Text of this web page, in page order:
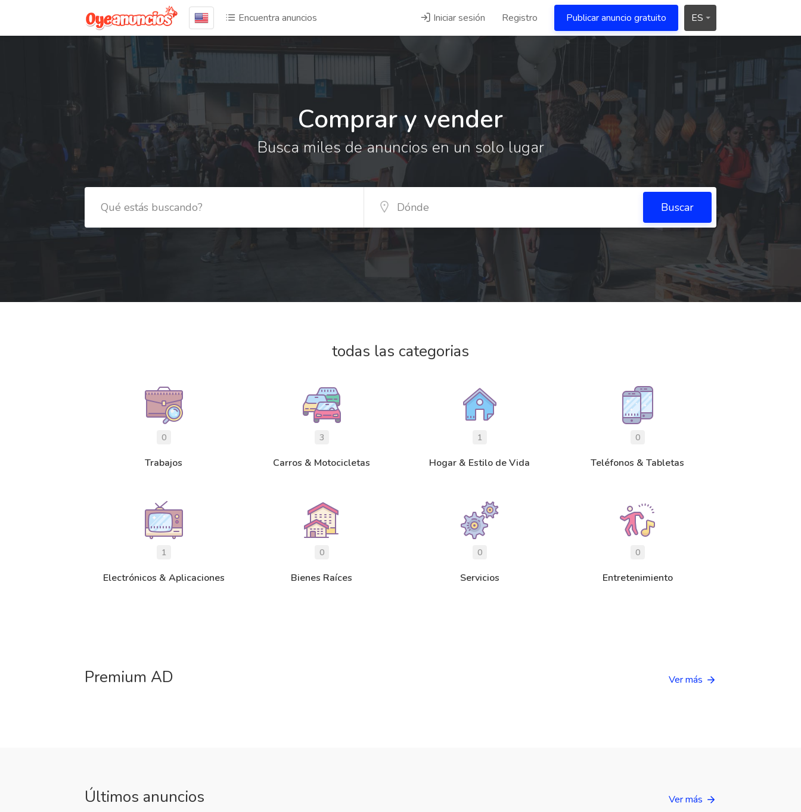
Encuentra anuncios Iniciar sesión Registro Publicar anuncio gratuito ES
Comprar y vender
Busca miles de anuncios en un solo lugar
Buscar
todas las categorias
0
Trabajos
3
Carros & Motocicletas
1
Hogar & Estilo de Vida
0
Teléfonos & Tabletas
1
Electrónicos & Aplicaciones
0
Bienes Raíces
0
Servicios
0
Entretenimiento
Premium AD Ver más
Últimos anuncios Ver más